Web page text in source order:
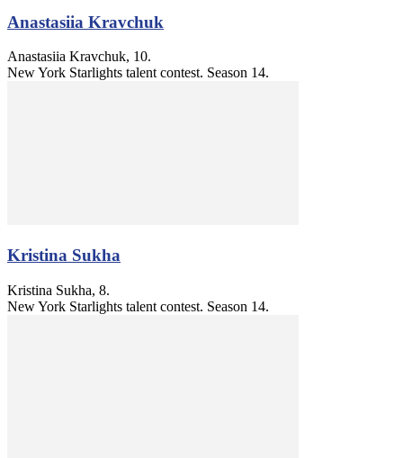
Anastasiia Kravchuk
Anastasiia Kravchuk, 10.
New York Starlights talent contest. Season 14.
Kristina Sukha
Kristina Sukha, 8.
New York Starlights talent contest. Season 14.